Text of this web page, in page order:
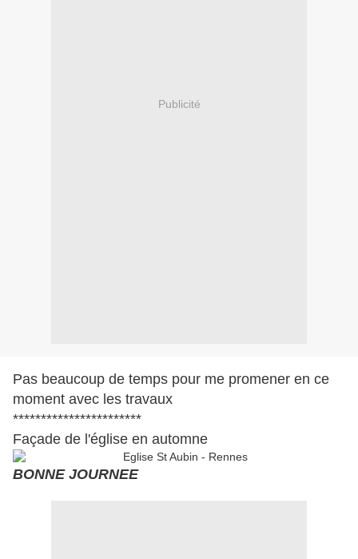
Publicité
Pas beaucoup de temps pour me promener en ce
moment avec les travaux
***********************
Façade de l'église en automne
BONNE JOURNEE